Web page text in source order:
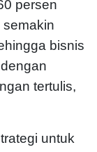
persen
bisnis
tertulis,
untuk